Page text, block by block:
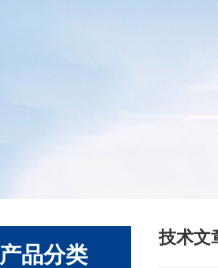
产品分类
技术文